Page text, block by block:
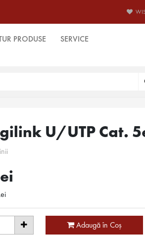
PRODUSE
SERVICE
U/UTP Cat.
Adaugă în Coş